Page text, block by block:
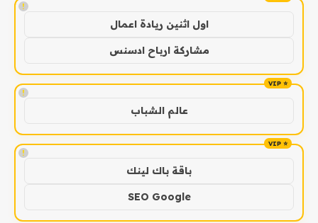
!
اول اثنين ريادة اعمال
مشاركة ارباح ادسنس
!
عالم الشباب
!
باقة باك لينك
SEO Google